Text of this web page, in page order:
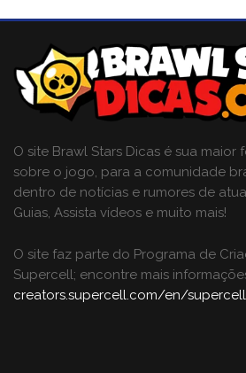
O site Brawl Stars Dicas é sua
sobre o jogo, para a comunidade
dentro de notícias e rumores de
Guias, Assista vídeos e muito mais!
O site faz parte do Programa de
Supercell; encontre mais
creators.supercell.com/en/